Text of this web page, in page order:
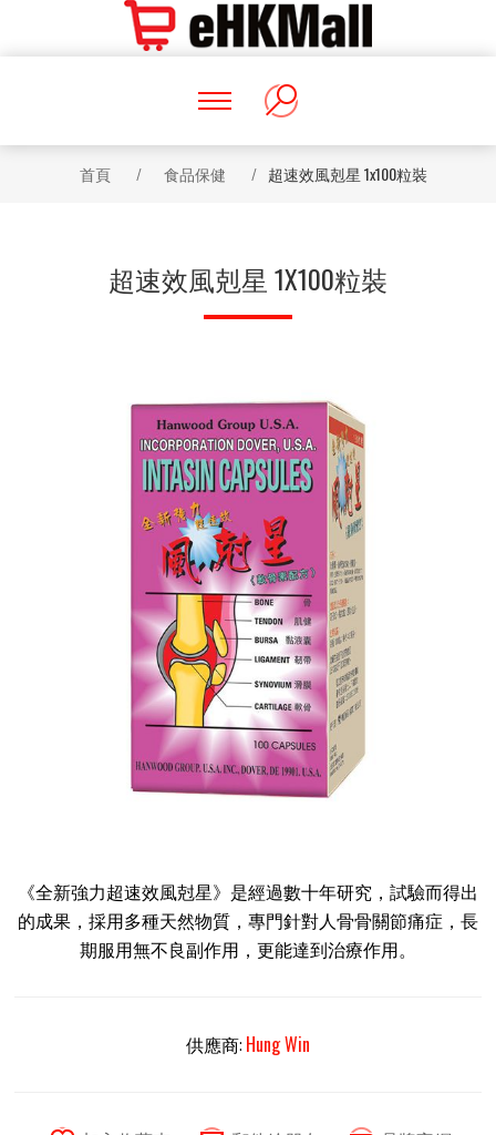
首頁 / 食品保健 / 超速效風剋星 1x100粒裝
超速效風剋星 1X100粒裝
《全新強力超速效風尅星》是經過數十年研究，試驗而得出
的成果，採用多種天然物質，專門針對人骨骨關節痛症，長
期服用無不良副作用，更能達到治療作用。
供應商: Hung Win